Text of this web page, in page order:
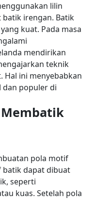
lilin
irengan. Batik
kuat. Pada masa
mendirikan
teknik
Hal ini menyebabkan
dan populer di
Membatik
pola motif
batik dapat dibuat
seperti
kuas. Setelah pola